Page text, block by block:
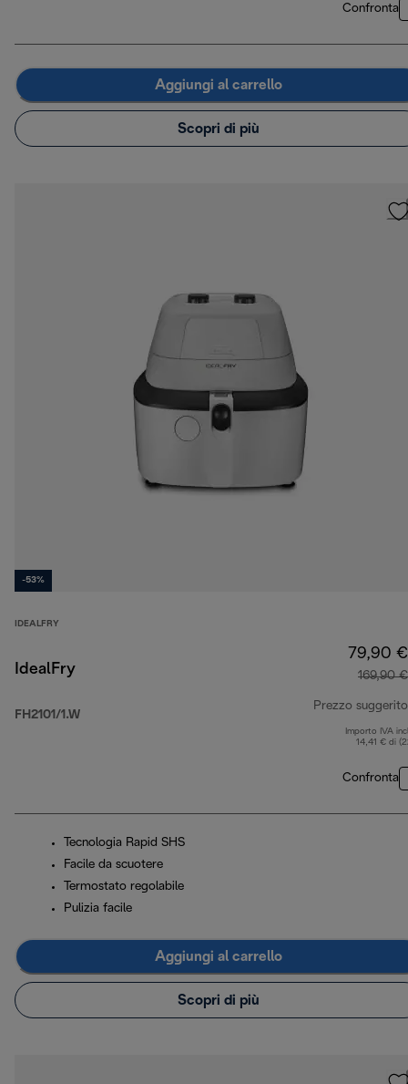
Confronta
Aggiungi al carrello
Scopri di più
-53%
IDEALFRY
IdealFry
FH2101/1.W
79,90 €
169,90 €
Prezzo suggerito
Importo IVA
14,41 € di
Confronta
Tecnologia Rapid SHS
Facile da scuotere
Termostato regolabile
Pulizia facile
Aggiungi al carrello
Scopri di più